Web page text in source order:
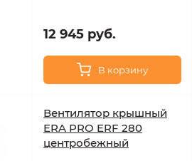
12 945 руб.
В корзину
Вентилятор крышный
ERA PRO ERF 280
центробежный